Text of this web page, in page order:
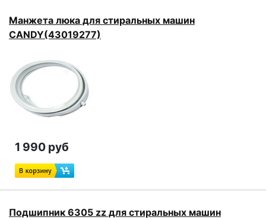
Манжета люка для стиральных машин
CANDY(43019277)
1 990 руб
Подшипник 6305 zz для стиральных машин